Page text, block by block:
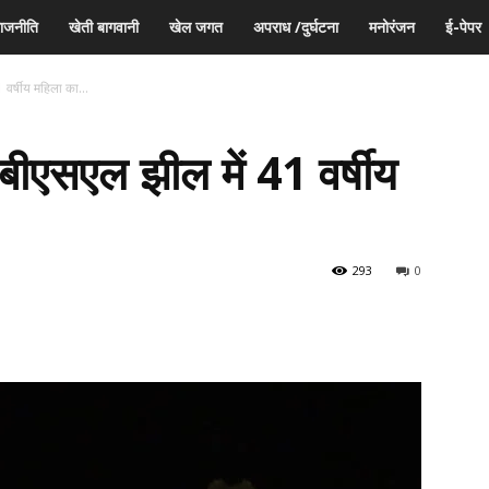
खेती बागवानी खेल जगत अपराध /दुर्घटना मनोरंजन ई-पेपर
महिला का...
झील में41 वर्षीय
0
293